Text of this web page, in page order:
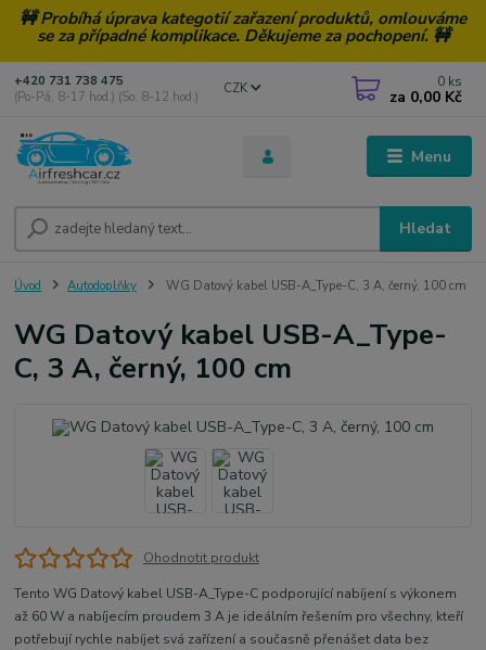
🚧 Probíhá úprava kategotií zařazení produktů, omlouváme
se za případné komplikace. Děkujeme za pochopení. 🚧
Menu
CZK
Hledat
+420 731 738 475
(Po-Pá, 8-17 hod.) (So, 8-12 hod.)
0 ks
za 0,00 Kč
Úvod Autodoplňky WG Datový kabel USB-A_Type-C, 3 A, černý, 100 cm
WG Datový kabel USB-A_Type-
C, 3 A, černý, 100 cm
Ohodnotit produkt
Tento WG Datový kabel USB-A_Type-C podporující nabíjení s výkonem
až 60 W a nabíjecím proudem 3 A je ideálním řešením pro všechny, kteří
potřebují rychle nabíjet svá zařízení a současně přenášet data bez